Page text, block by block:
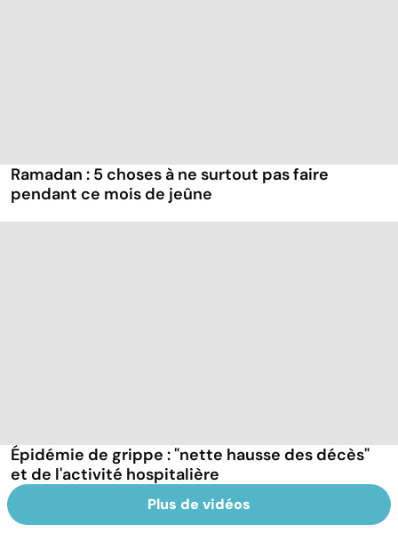
Ramadan : 5 choses à ne surtout pas faire
pendant ce mois de jeûne
Épidémie de grippe : "nette hausse des décès"
et de l'activité hospitalière
Plus de vidéos